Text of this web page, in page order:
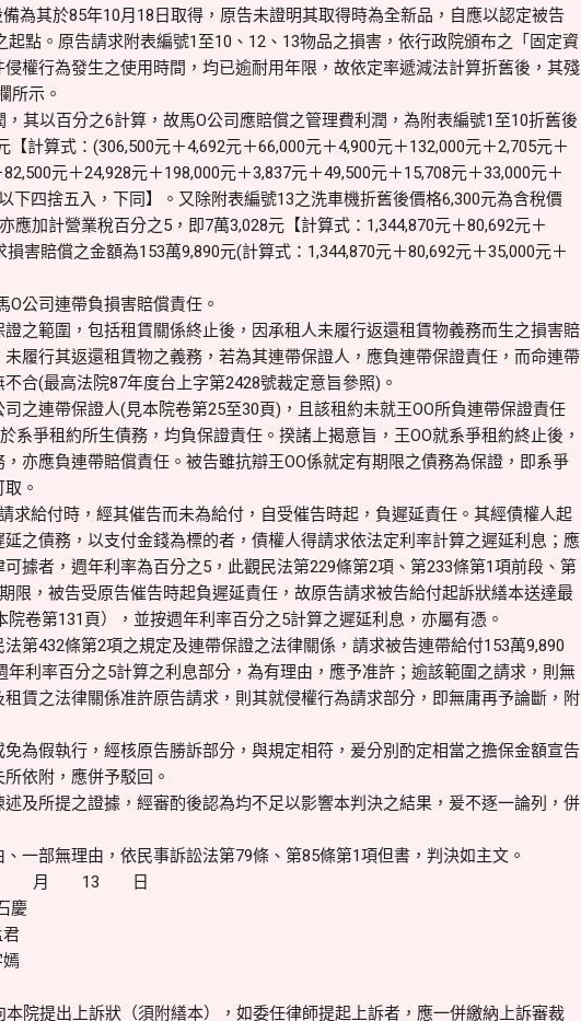
為其於85年10月18日取得，原告未證明其取得時為全新品，自應以認定被告
點。原告請求附表編號1至10、12、13物品之損害，依行政院頒布之「固定資
權行為發生之使用時間，均已逾耐用年限，故依定率遞減法計算折舊後，其殘
所示。
其以百分之6計算，故馬O公司應賠償之管理費利潤，為附表編號1至10折舊後
計算式：(306,500元＋4,692元＋66,000元＋4,900元＋132,000元＋2,705元＋
元＋24,928元＋198,000元＋3,837元＋49,500元＋15,708元＋33,000元＋
下四捨五入，下同】。又除附表編號13之洗車機折舊後價格6,300元為含稅價
應加計營業稅百分之5，即7萬3,028元【計算式：1,344,870元＋80,692元＋
害賠償之金額為153萬9,890元(計算式：1,344,870元＋80,692元＋35,000元＋
公司連帶負損害賠償責任。
之範圍，包括租賃關係終止後，因承租人未履行返還租賃物義務而生之損害賠
履行其返還租賃物之義務，若為其連帶保證人，應負連帶保證責任，而命連帶
合(最高法院87年度台上字第2428號裁定意旨參照)。
之連帶保證人(見本院卷第25至30頁)，且該租約未就王OO所負連帶保證責任
系爭租約所生債務，均負保證責任。揆諸上揭意旨，王OO就系爭租約終止後，
亦應負連帶賠償責任。被告雖抗辯王OO係就定有期限之債務為保證，即系爭
。
求給付時，經其催告而未為給付，自受催告時起，負遲延責任。其經債權人起
之債務，以支付金錢為標的者，債權人得請求依法定利率計算之遲延利息；應
據者，週年利率為百分之5，此觀民法第229條第2項、第233條第1項前段、第
限，被告受原告催告時起負遲延責任，故原告請求被告給付起訴狀繕本送達最
卷第131頁），並按週年利率百分之5計算之遲延利息，亦屬有憑。
第432條第2項之規定及連帶保證之法律關係，請求被告連帶給付153萬9,890
利率百分之5計算之利息部分，為有理由，應予准許；逾該範圍之請求，則無
賃之法律關係准許原告請求，則其就侵權行為請求部分，即無庸再予論斷，附
為假執行，經核原告勝訴部分，與規定相符，爰分別酌定相當之擔保金額宣告
依附，應併予駁回。
及所提之證據，經審酌後認為均不足以影響本判決之結果，爰不逐一論列，併
一部無理由，依民事訴訟法第79條、第85條第1項但書，判決如主文。
月 13 日
慶
院提出上訴狀（須附繕本），如委任律師提起上訴者，應一併繳納上訴審裁